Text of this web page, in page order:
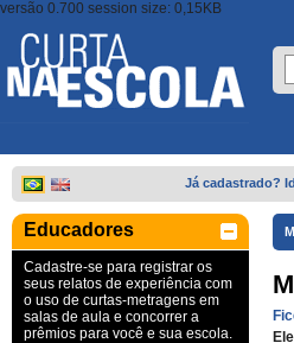
versão 0.700 session size: 0,15KB
Já cadastrado?
Educadores
Cadastre-se para registrar os
seus relatos de experiência com
o uso de curtas-metragens em
salas de aula e concorrer a
prêmios para você e sua escola.